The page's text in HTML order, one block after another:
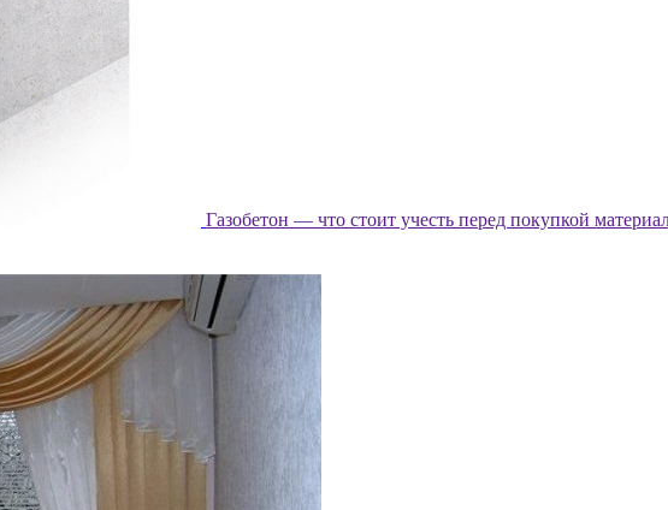
Газобетон — что стоит учесть перед покупкой